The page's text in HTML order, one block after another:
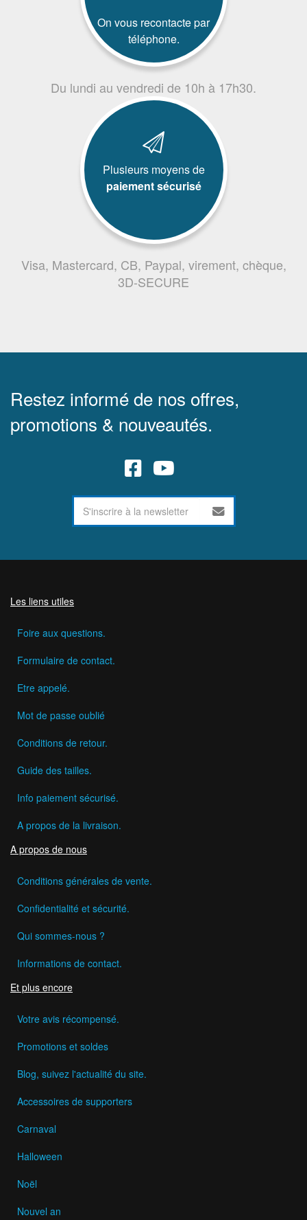
On vous recontacte par
téléphone.
Du lundi au vendredi de 10h à 17h30.
Plusieurs moyens de
paiement sécurisé
Visa, Mastercard, CB, Paypal, virement, chèque,
3D-SECURE
Restez informé de nos offres,
promotions & nouveautés.
Les liens utiles
Foire aux questions.
Formulaire de contact.
Etre appelé.
Mot de passe oublié
Conditions de retour.
Guide des tailles.
Info paiement sécurisé.
A propos de la livraison.
A propos de nous
Conditions générales de vente.
Confidentialité et sécurité.
Qui sommes-nous ?
Informations de contact.
Et plus encore
Votre avis récompensé.
Promotions et soldes
Blog, suivez l'actualité du site.
Accessoires de supporters
Carnaval
Halloween
Noël
Nouvel an